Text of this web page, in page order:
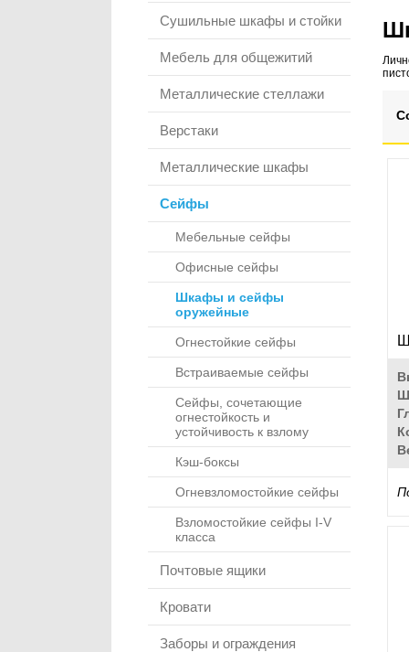
Сушильные шкафы и стойки
Мебель для общежитий
Металлические стеллажи
Верстаки
Металлические шкафы
Сейфы
Мебельные сейфы
Офисные сейфы
Шкафы и сейфы
оружейные
Огнестойкие сейфы
Встраиваемые сейфы
Сейфы, сочетающие
огнестойкость и
устойчивость к взлому
Кэш-боксы
Огневзломостойкие сейфы
Взломостойкие сейфы I-V
класса
Почтовые ящики
Кровати
Заборы и ограждения